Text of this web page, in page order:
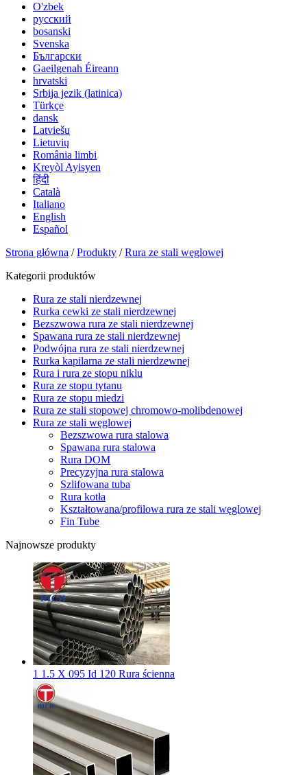
O'zbek
русский
bosanski
Svenska
Български
Gaeilgenah Éireann
hrvatski
Srbija jezik (latinica)
Türkçe
dansk
Latviešu
Lietuvių
România limbi
Kreyòl Ayisyen
हिंदी
Català
Italiano
English
Español
Strona główna /Produkty /Rura ze stali węglowej
Kategorii produktów
Rura ze stali nierdzewnej
Rurka cewki ze stali nierdzewnej
Bezszwowa rura ze stali nierdzewnej
Spawana rura ze stali nierdzewnej
Podwójna rura ze stali nierdzewnej
Rurka kapilarna ze stali nierdzewnej
Rura i rura ze stopu niklu
Rura ze stopu tytanu
Rura ze stopu miedzi
Rura ze stali stopowej chromowo-molibdenowej
Rura ze stali węglowej
Bezszwowa rura stalowa
Spawana rura stalowa
Rura DOM
Precyzyjna rura stalowa
Szlifowana tuba
Rura kotła
Kształtowana/profilowa rura ze stali węglowej
Fin Tube
Najnowsze produkty
1 1.5 X 095 Id 120 Rura ścienna